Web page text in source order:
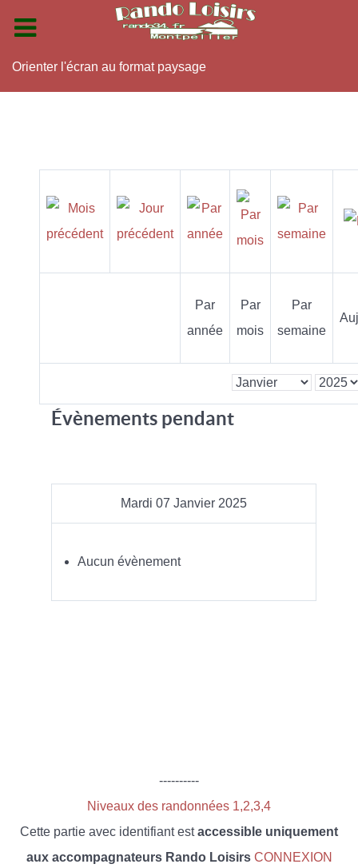
Orienter l'écran au format paysage
Par
année
Par
mois
Par
semaine
Évènements pendant
Mardi 07 Janvier 2025
Aucun évènement
----------
Niveaux des randonnées 1,2,3,4
Cette partie avec identifiant estaccessible uniquement
aux accompagnateurs Rando Loisirs CONNEXION